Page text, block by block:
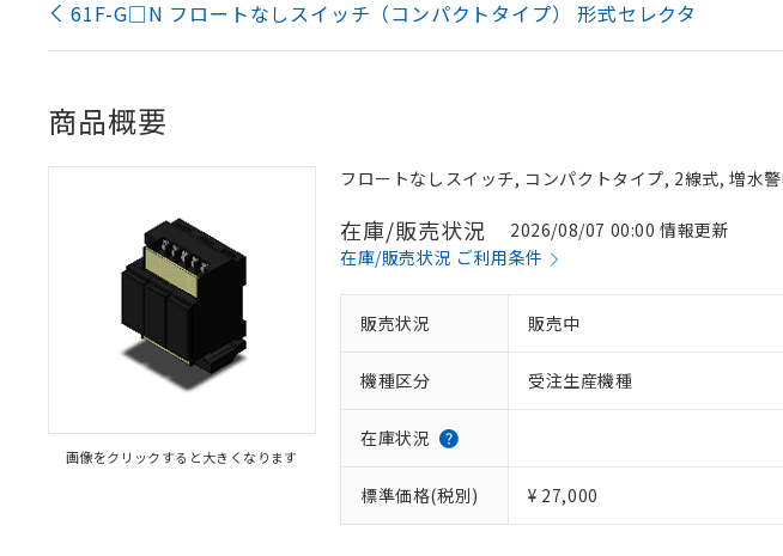
61F-G□N フロートなしスイッチ（コンパクトタイプ） 形式セレクタ
商品概要
画像をクリックすると大きくなります
フロートなしスイッチ, コンパクトタイプ, 2線式, 増水
在庫/販売状況
2026/08/07 00:00 情報更新
在庫/販売状況 ご利用条件
販売状況 販売中
機種区分 受注生産機種
在庫状況
標準価格(税別) ¥ 27,000